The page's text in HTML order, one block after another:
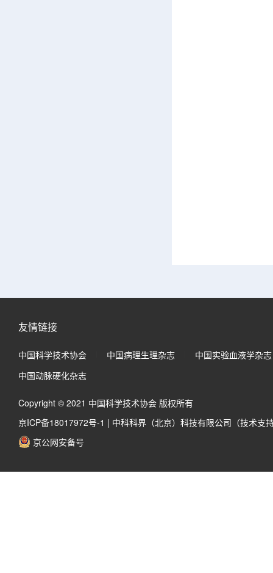
友情链接
中国科学技术协会 中国病理生理杂志
中国实验血液学杂志
中国动脉硬化杂志
Copyright © 2021 中国科学技术协会 版权所有
京ICP备18017972号-1 | 中科科界（北京）科技有限公司（技术支
京公网安备号